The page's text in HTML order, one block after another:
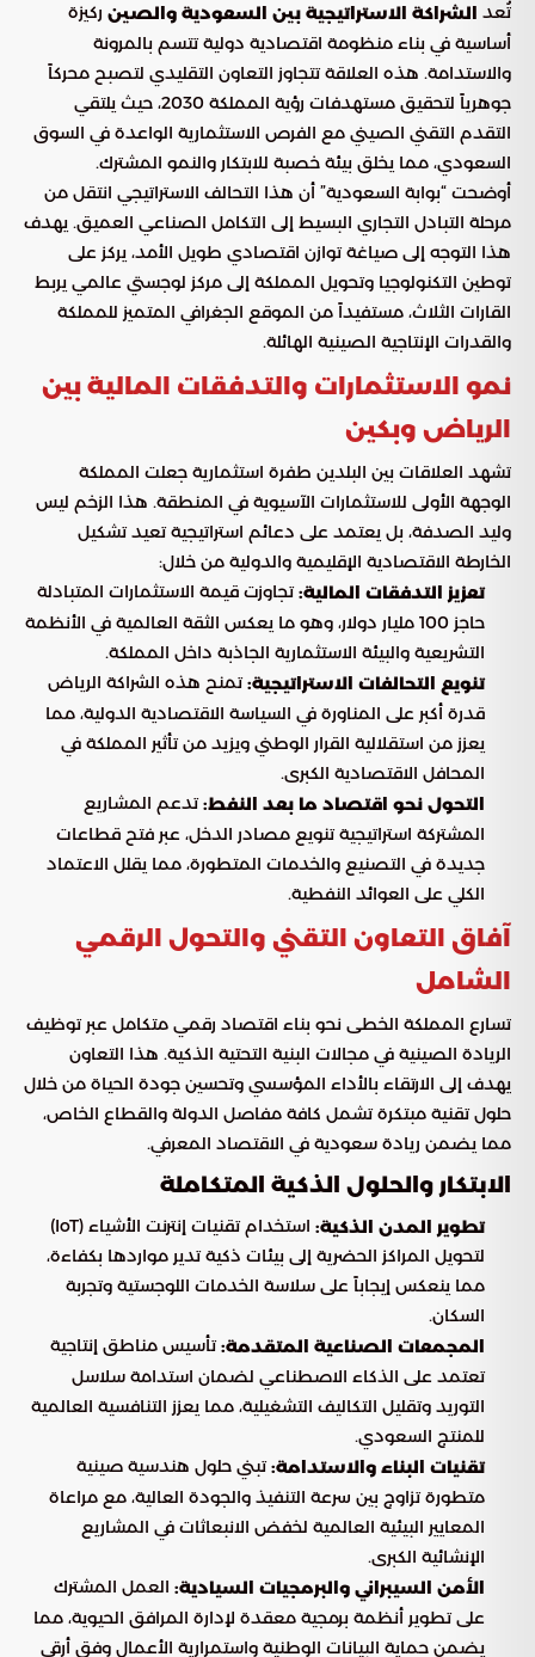
تُعد الشراكة الاستراتيجية بين السعودية والصين ركيزة
أساسية في بناء منظومة اقتصادية دولية تتسم بالمرونة
والاستدامة. هذه العلاقة تتجاوز التعاون التقليدي لتصبح محركاً
جوهرياً لتحقيق مستهدفات رؤية المملكة 2030، حيث يلتقي
التقدم التقني الصيني مع الفرص الاستثمارية الواعدة في السوق
السعودي، مما يخلق بيئة خصبة للابتكار والنمو المشترك.
أوضحت “بوابة السعودية” أن هذا التحالف الاستراتيجي انتقل من
مرحلة التبادل التجاري البسيط إلى التكامل الصناعي العميق. يهدف
هذا التوجه إلى صياغة توازن اقتصادي طويل الأمد، يركز على
توطين التكنولوجيا وتحويل المملكة إلى مركز لوجستي عالمي يربط
القارات الثلاث، مستفيداً من الموقع الجغرافي المتميز للمملكة
والقدرات الإنتاجية الصينية الهائلة.
نمو الاستثمارات والتدفقات المالية بين
الرياض وبكين
تشهد العلاقات بين البلدين طفرة استثمارية جعلت المملكة
الوجهة الأولى للاستثمارات الآسيوية في المنطقة. هذا الزخم ليس
وليد الصدفة، بل يعتمد على دعائم استراتيجية تعيد تشكيل
الخارطة الاقتصادية الإقليمية والدولية من خلال:
تعزيز التدفقات المالية:تجاوزت قيمة الاستثمارات المتبادلة
حاجز 100 مليار دولار، وهو ما يعكس الثقة العالمية في الأنظمة
التشريعية والبيئة الاستثمارية الجاذبة داخل المملكة.
تنويع التحالفات الاستراتيجية:تمنح هذه الشراكة الرياض
قدرة أكبر على المناورة في السياسة الاقتصادية الدولية، مما
يعزز من استقلالية القرار الوطني ويزيد من تأثير المملكة في
المحافل الاقتصادية الكبرى.
التحول نحو اقتصاد ما بعد النفط:تدعم المشاريع
المشتركة استراتيجية تنويع مصادر الدخل، عبر فتح قطاعات
جديدة في التصنيع والخدمات المتطورة، مما يقلل الاعتماد
الكلي على العوائد النفطية.
آفاق التعاون التقني والتحول الرقمي
الشامل
تسارع المملكة الخطى نحو بناء اقتصاد رقمي متكامل عبر توظيف
الريادة الصينية في مجالات البنية التحتية الذكية. هذا التعاون
يهدف إلى الارتقاء بالأداء المؤسسي وتحسين جودة الحياة من خلال
حلول تقنية مبتكرة تشمل كافة مفاصل الدولة والقطاع الخاص،
مما يضمن ريادة سعودية في الاقتصاد المعرفي.
الابتكار والحلول الذكية المتكاملة
تطوير المدن الذكية:
استخدام تقنيات إنترنت الأشياء (IoT)
لتحويل المراكز الحضرية إلى بيئات ذكية تدير مواردها بكفاءة،
مما ينعكس إيجاباً على سلاسة الخدمات اللوجستية وتجربة
السكان.
المجمعات الصناعية المتقدمة:تأسيس مناطق إنتاجية
تعتمد على الذكاء الاصطناعي لضمان استدامة سلاسل
التوريد وتقليل التكاليف التشغيلية، مما يعزز التنافسية العالمية
للمنتج السعودي.
تقنيات البناء والاستدامة:تبني حلول هندسية صينية
متطورة تزاوج بين سرعة التنفيذ والجودة العالية، مع مراعاة
المعايير البيئية العالمية لخفض الانبعاثات في المشاريع
الإنشائية الكبرى.
الأمن السيبراني والبرمجيات السيادية: العمل المشترك
على تطوير أنظمة برمجية معقدة لإدارة المرافق الحيوية، مما
يضمن حماية البيانات الوطنية واستمرارية الأعمال وفق أرقى